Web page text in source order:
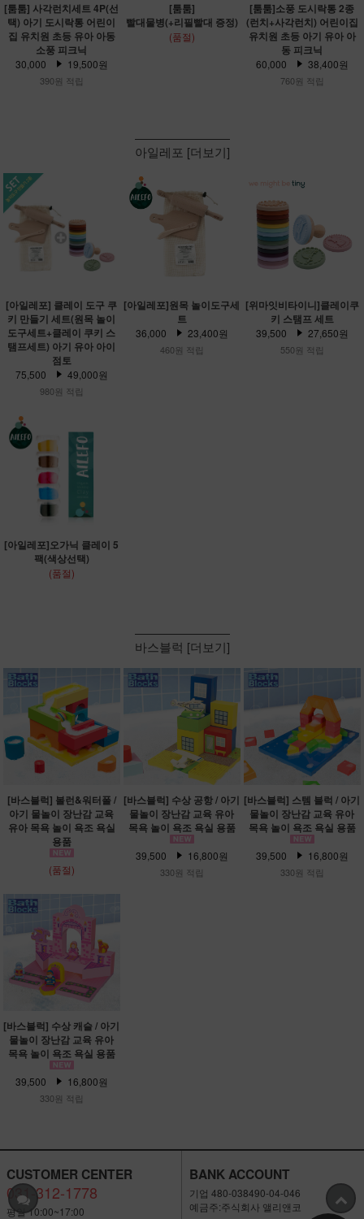
[툼툼] 사각런치세트 4P(선
택) 아기 도시락통 어린이
집 유치원 초등 유아 아동
소풍 피크닉
30,000 19,500원
390원 적립
[툼툼]
빨대물병(+리필빨대 증정)
(품절)
[툼툼]소풍 도시락통 2종
(런치+사각런치) 어린이집
유치원 초등 아기 유아 아
동 피크닉
60,000 38,400원
760원 적립
아일레포 [더보기]
[아일레포] 클레이 도구 쿠
키 만들기 세트(원목 놀이
도구세트+클레이 쿠키 스
탬프세트) 아기 유아 아이
점토
75,500 49,000원
980원 적립
[아일레포]원목 놀이도구세
트
36,000 23,400원
460원 적립
[위마잇비타이니]클레이쿠
키 스탬프 세트
39,500 27,650원
550원 적립
[아일레포]오가닉 클레이 5
팩(색상선택)
(품절)
바스블럭 [더보기]
[바스블럭] 볼런&워터폴 /
아기 물놀이 장난감 교육
유아 목욕 놀이 욕조 욕실
용품
(품절)
[바스블럭] 수상 공항 / 아기
물놀이 장난감 교육 유아
목욕 놀이 욕조 욕실 용품
39,500 16,800원
330원 적립
[바스블럭] 스템 블럭 / 아기
물놀이 장난감 교육 유아
목욕 놀이 욕조 욕실 용품
39,500 16,800원
330원 적립
[바스블럭] 수상 캐슬 / 아기
물놀이 장난감 교육 유아
목욕 놀이 욕조 욕실 용품
39,500 16,800원
330원 적립
CUSTOMER CENTER
031-312-1778
평일 10:00~17:00
BANK ACCOUNT
기업 480-038490-04-046
예금주:주식회사 앨리앤코